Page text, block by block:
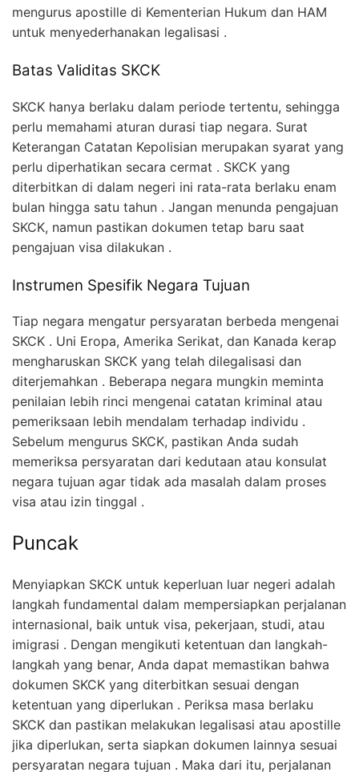
mengurus apostille di Kementerian Hukum dan HAM
untuk menyederhanakan legalisasi .
Batas Validitas SKCK
SKCK hanya berlaku dalam periode tertentu, sehingga
perlu memahami aturan durasi tiap negara. Surat
Keterangan Catatan Kepolisian merupakan syarat yang
perlu diperhatikan secara cermat . SKCK yang
diterbitkan di dalam negeri ini rata-rata berlaku enam
bulan hingga satu tahun . Jangan menunda pengajuan
SKCK, namun pastikan dokumen tetap baru saat
pengajuan visa dilakukan .
Instrumen Spesifik Negara Tujuan
Tiap negara mengatur persyaratan berbeda mengenai
SKCK . Uni Eropa, Amerika Serikat, dan Kanada kerap
mengharuskan SKCK yang telah dilegalisasi dan
diterjemahkan . Beberapa negara mungkin meminta
penilaian lebih rinci mengenai catatan kriminal atau
pemeriksaan lebih mendalam terhadap individu .
Sebelum mengurus SKCK, pastikan Anda sudah
memeriksa persyaratan dari kedutaan atau konsulat
negara tujuan agar tidak ada masalah dalam proses
visa atau izin tinggal .
Puncak
Menyiapkan SKCK untuk keperluan luar negeri adalah
langkah fundamental dalam mempersiapkan perjalanan
internasional, baik untuk visa, pekerjaan, studi, atau
imigrasi . Dengan mengikuti ketentuan dan langkah-
langkah yang benar, Anda dapat memastikan bahwa
dokumen SKCK yang diterbitkan sesuai dengan
ketentuan yang diperlukan . Periksa masa berlaku
SKCK dan pastikan melakukan legalisasi atau apostille
jika diperlukan, serta siapkan dokumen lainnya sesuai
persyaratan negara tujuan . Maka dari itu, perjalanan